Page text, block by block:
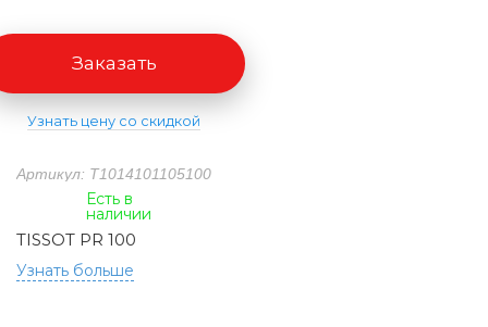
Артикул: T1014101105100
Есть в
наличии
TISSOT PR 100
Узнать больше
Заказать
Узнать цену со скидкой